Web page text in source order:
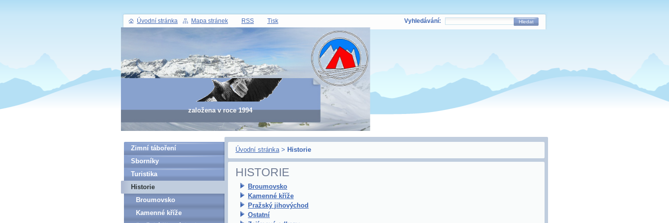
založena v roce 1994
Úvodní stránka > Historie
HISTORIE
Broumovsko
Kamenné kříže
Pražský jihovýchod
Ostatní
Zimní táboření
Sborníky
Turistika
Historie
Broumovsko
Kamenné kříže
Úvodní stránka Mapa stránek RSS Tisk Vyhledávání: Hledat